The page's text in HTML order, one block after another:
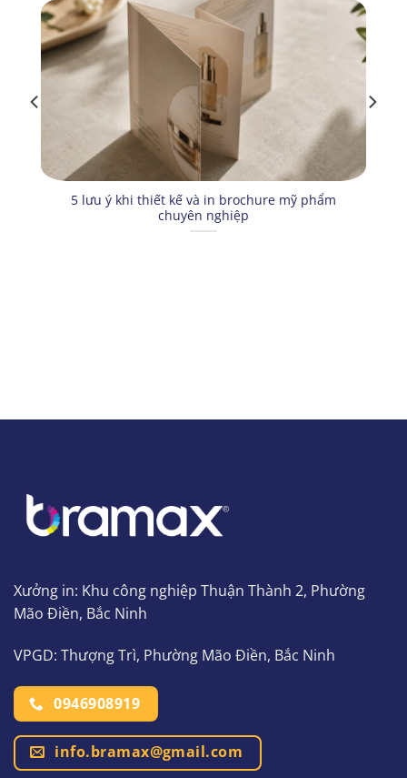
5 lưu ý khi thiết kế và in brochure mỹ phẩm
chuyên nghiệp
Xưởng in: Khu công nghiệp Thuận Thành 2, Phường
Mão Điền, Bắc Ninh
VPGD: Thượng Trì, Phường Mão Điền, Bắc Ninh
0946908919
info.bramax@gmail.com